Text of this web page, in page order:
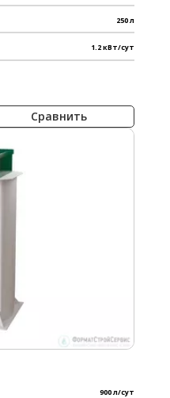
250 л
1.2 кВт/сут
Сравнить
900 л/сут